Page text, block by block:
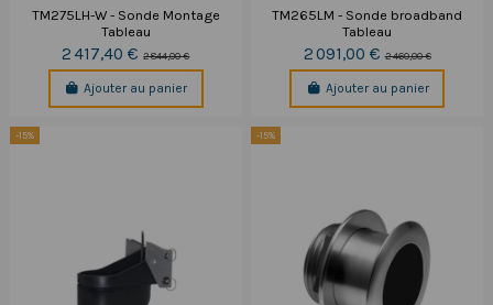
TM275LH-W - Sonde Montage
Tableau
2 417,40 €2 844,00 €
Ajouter au panier
TM265LM - Sonde broadband
Tableau
2 091,00 €2 460,00 €
Ajouter au panier
-15% -15%